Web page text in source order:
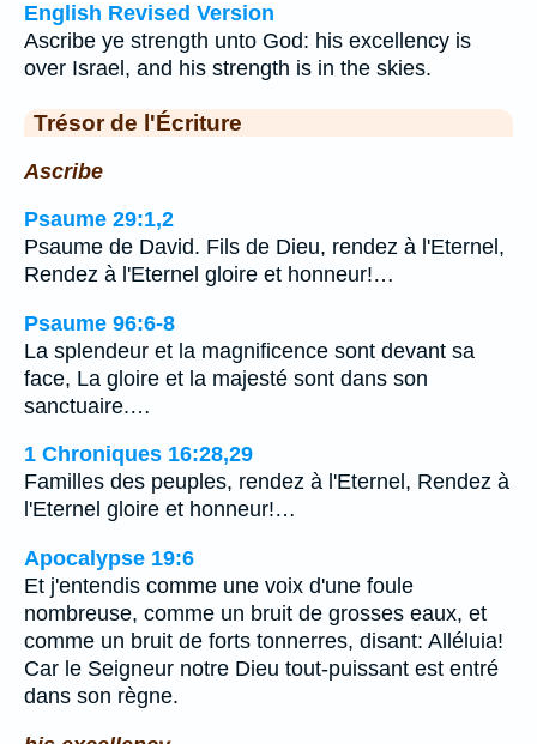
English Revised Version
Ascribe ye strength unto God: his excellency is
over Israel, and his strength is in the skies.
Trésor de l'Écriture
Ascribe
Psaume 29:1,2
Psaume de David. Fils de Dieu, rendez à l'Eternel,
Rendez à l'Eternel gloire et honneur!…
Psaume 96:6-8
La splendeur et la magnificence sont devant sa
face, La gloire et la majesté sont dans son
sanctuaire.…
1 Chroniques 16:28,29
Familles des peuples, rendez à l'Eternel, Rendez à
l'Eternel gloire et honneur!…
Apocalypse 19:6
Et j'entendis comme une voix d'une foule
nombreuse, comme un bruit de grosses eaux, et
comme un bruit de forts tonnerres, disant: Alléluia!
Car le Seigneur notre Dieu tout-puissant est entré
dans son règne.